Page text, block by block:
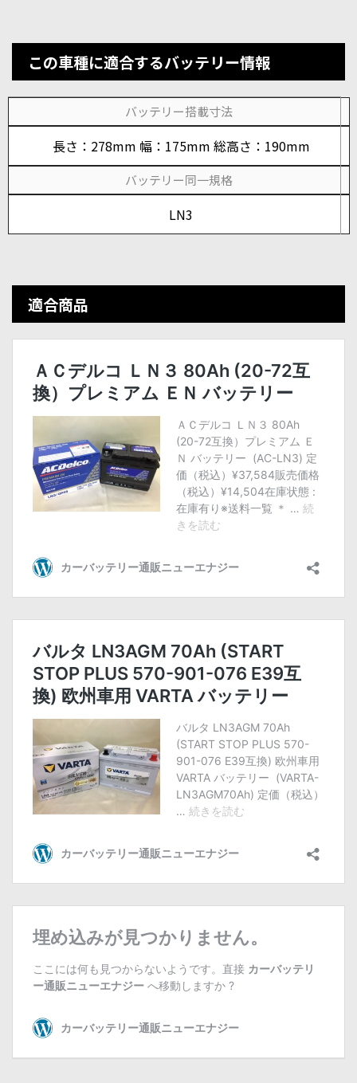
この車種に適合するバッテリー情報
バッテリー搭載寸法
長さ：278mm 幅：175mm 総高さ：190mm
バッテリー同一規格
LN3
適合商品